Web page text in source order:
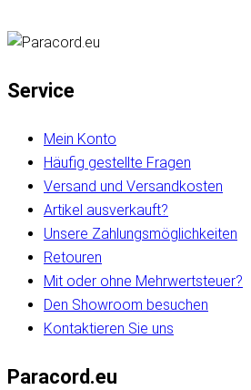
Service
Mein Konto
Häufig gestellte Fragen
Versand und Versandkosten
Artikel ausverkauft?
Unsere Zahlungsmöglichkeiten
Retouren
Mit oder ohne Mehrwertsteuer?
Den Showroom besuchen
Kontaktieren Sie uns
Paracord.eu